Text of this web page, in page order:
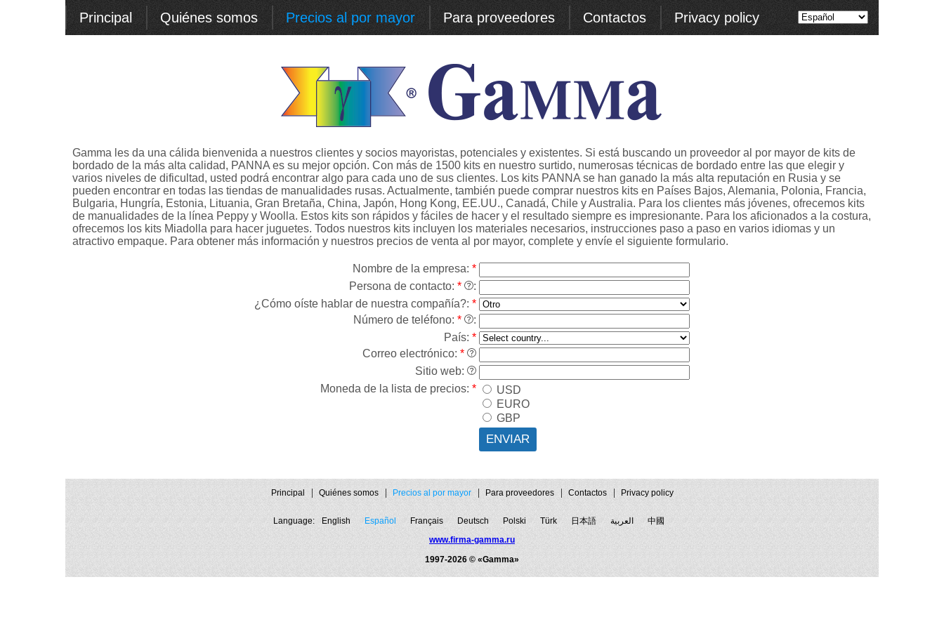
Principal Quiénes somos Precios al por mayor Para proveedores Contactos Privacy policy
Gamma les da una cálida bienvenida a nuestros clientes y socios mayoristas, potenciales y existentes. Si está buscando un proveedor al por mayor de kits de
bordado de la más alta calidad, PANNA es su mejor opción. Con más de 1500 kits en nuestro surtido, numerosas técnicas de bordado entre las que elegir y
varios niveles de dificultad, usted podrá encontrar algo para cada uno de sus clientes. Los kits PANNA se han ganado la más alta reputación en Rusia y se
pueden encontrar en todas las tiendas de manualidades rusas. Actualmente, también puede comprar nuestros kits en Países Bajos, Alemania, Polonia, Francia,
Bulgaria, Hungría, Estonia, Lituania, Gran Bretaña, China, Japón, Hong Kong, EE.UU., Canadá, Chile y Australia. Para los clientes más jóvenes, ofrecemos kits
de manualidades de la línea Peppy y Woolla. Estos kits son rápidos y fáciles de hacer y el resultado siempre es impresionante. Para los aficionados a la costura,
ofrecemos los kits Miadolla para hacer juguetes. Todos nuestros kits incluyen los materiales necesarios, instrucciones paso a paso en varios idiomas y un
atractivo empaque. Para obtener más información y nuestros precios de venta al por mayor, complete y envíe el siguiente formulario.
Nombre de la empresa: *
Persona de contacto: *
:
¿Cómo oíste hablar de nuestra compañía?: *
Número de teléfono: *
:
País: *
Correo electrónico: *
Sitio web:
Moneda de la lista de precios: *
USD
EURO
GBP
Principal Quiénes somos Precios al por mayor Para proveedores Contactos Privacy policy
Language: English Español Français Deutsch Polski Türk 日本語 العربية
中國
www.firma-gamma.ru
1997-2026 © «Gamma»